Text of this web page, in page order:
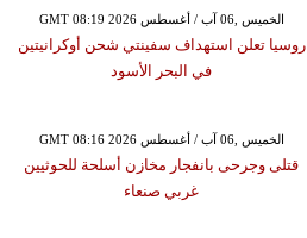
GMT 08:19 2026 الخميس ,06 آب / أغسطس
روسيا تعلن استهداف سفينتي شحن أوكرانيتين
في البحر الأسود
GMT 08:16 2026 الخميس ,06 آب / أغسطس
قتلى وجرحى بانفجار مخازن أسلحة للحوثيين
غربي صنعاء